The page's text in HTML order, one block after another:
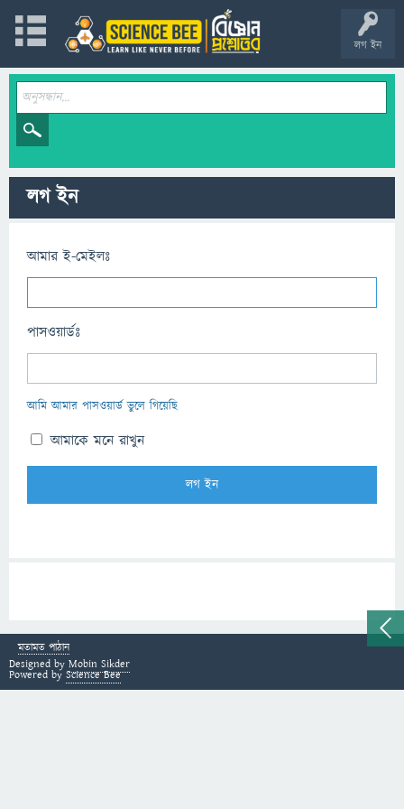
লগ ইন
লগ ইন
আমার ই-মেইলঃ
পাসওয়ার্ডঃ
আমি আমার পাসওয়ার্ড ভুলে গিয়েছি
আমাকে মনে রাখুন
মতামত পাঠান
Designed by Mobin Sikder
Powered by Science Bee